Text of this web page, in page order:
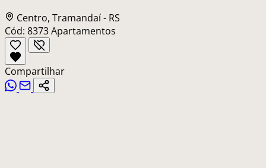
Centro, Tramandaí - RS
Cód: 8373Apartamentos
Compartilhar